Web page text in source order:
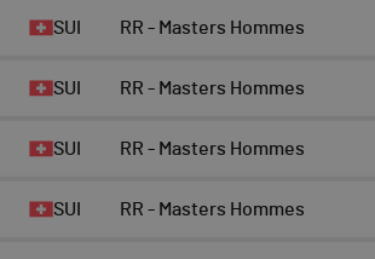
SUI RR - Masters Hommes
SUI RR - Masters Hommes
SUI RR - Masters Hommes
SUI RR - Masters Hommes